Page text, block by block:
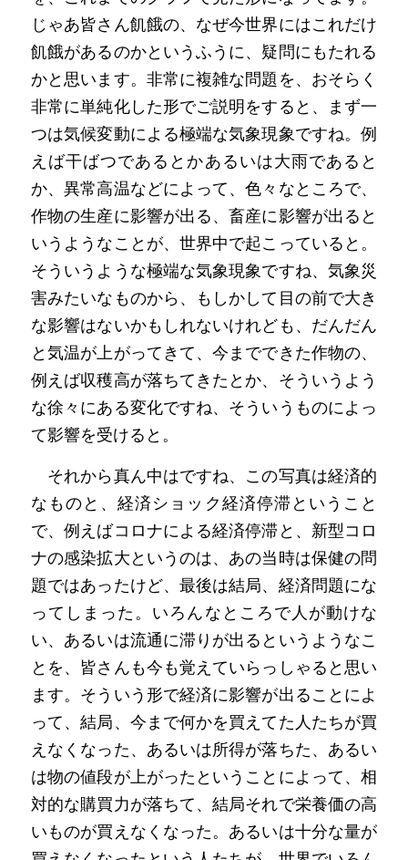
じゃあ皆さん飢餓の、なぜ今世界にはこれだけ
飢餓があるのかというふうに、疑問にもたれる
かと思います。非常に複雑な問題を、おそらく
非常に単純化した形でご説明をすると、まず一
つは気候変動による極端な気象現象ですね。例
えば干ばつであるとかあるいは大雨であると
か、異常高温などによって、色々なところで、
作物の生産に影響が出る、畜産に影響が出ると
いうようなことが、世界中で起こっていると。
そういうような極端な気象現象ですね、気象災
害みたいなものから、もしかして目の前で大き
な影響はないかもしれないけれども、だんだん
と気温が上がってきて、今までできた作物の、
例えば収穫高が落ちてきたとか、そういうよう
な徐々にある変化ですね、そういうものによっ
て影響を受けると。
それから真ん中はですね、この写真は経済的
なものと、経済ショック経済停滞ということ
で、例えばコロナによる経済停滞と、新型コロ
ナの感染拡大というのは、あの当時は保健の問
題ではあったけど、最後は結局、経済問題にな
ってしまった。いろんなところで人が動けな
い、あるいは流通に滞りが出るというようなこ
とを、皆さんも今も覚えていらっしゃると思い
ます。そういう形で経済に影響が出ることによ
って、結局、今まで何かを買えてた人たちが買
えなくなった、あるいは所得が落ちた、あるい
は物の値段が上がったということによって、相
対的な購買力が落ちて、結局それで栄養価の高
いものが買えなくなった。あるいは十分な量が